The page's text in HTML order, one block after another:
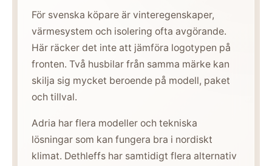
För svenska köpare är vinteregenskaper,
värmesystem och isolering ofta avgörande.
Här räcker det inte att jämföra logotypen på
fronten. Två husbilar från samma märke kan
skilja sig mycket beroende på modell, paket
och tillval.
Adria har flera modeller och tekniska
lösningar som kan fungera bra i nordiskt
klimat. Dethleffs har samtidigt flera alternativ